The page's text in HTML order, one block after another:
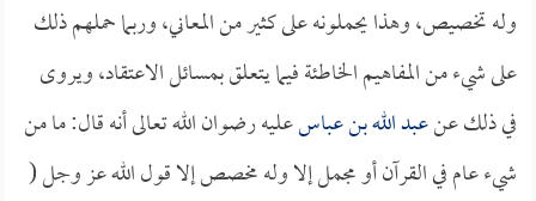
وله تخصيص، وهذا يحملونه على كثير من المعاني، وربما حملهم ذلك
على شيء من المفاهيم الخاطئة فيما يتعلق بمسائل الاعتقاد، ويروى
في ذلك عنعبد الله بن عباسعليه رضوان الله تعالى أنه قال: ما من
شيء عام في القرآن أو مجمل إلا وله مخصص إلا قول الله عز وجل (